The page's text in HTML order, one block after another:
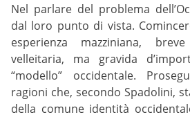
Nel parlare del problema
dal loro punto di vista.
esperienza mazziniana,
velleitaria, ma gravida
“modello” occidentale.
ragioni che, secondo Spadolini,
della comune identità